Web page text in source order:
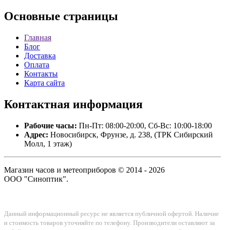
Основные страницы
Главная
Блог
Доставка
Оплата
Контакты
Карта сайта
Контактная информация
Рабочие часы: Пн-Пт: 08:00-20:00, Сб-Вс: 10:00-18:00
Адрес: Новосибирск, Фрунзе, д. 238, (ТРК Сибирский
Молл, 1 этаж)
Магазин часов и метеоприборов © 2014 - 2026
ООО "Синоптик".
Данный информационный ресурс не является публичной офертой. Наличие
и стоимость товаров уточняйте по телефону. Производители оставляют за